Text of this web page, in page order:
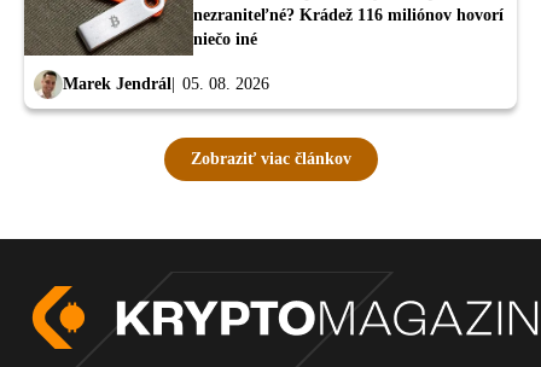
nezraniteľné? Krádež 116 miliónov hovorí
niečo iné
Marek Jendrál 05. 08. 2026
Zobraziť viac článkov